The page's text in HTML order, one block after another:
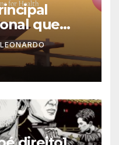
que
LEONARDO